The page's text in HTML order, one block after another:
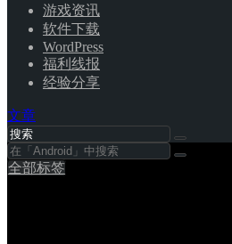
游戏资讯
软件下载
WordPress
福利线报
经验分享
文章
全部标签